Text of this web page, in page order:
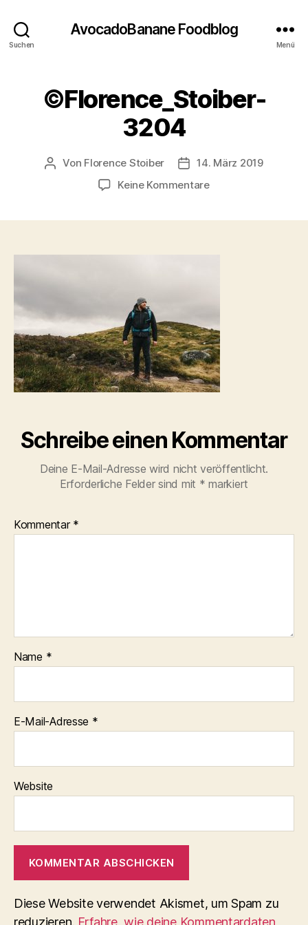
Suchen
AvocadoBanane Foodblog
Menü
©Florence_Stoiber-
3204
Beitragsautor
Von Florence Stoiber Veröffentlichungsdatum
14. März 2019
Keine Kommentarezu
Schreibe einen Kommentar
Deine E-Mail-Adresse wird nicht veröffentlicht.
Erforderliche Felder sind mit * markiert
Kommentar *
Name *
E-Mail-Adresse *
Website
Diese Website verwendet Akismet, um Spam zu
reduzieren. Erfahre, wie deine Kommentardaten